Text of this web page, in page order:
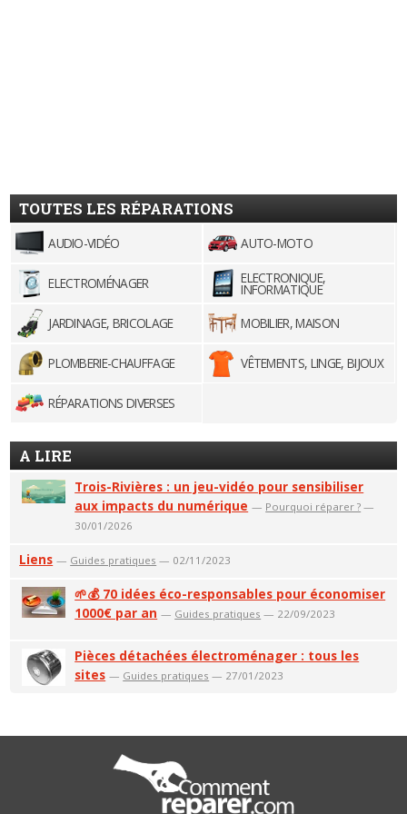
TOUTES LES RÉPARATIONS
AUDIO-VIDÉO AUTO-MOTO
ELECTROMÉNAGER ELECTRONIQUE,
INFORMATIQUE
JARDINAGE, BRICOLAGE
MOBILIER, MAISON
PLOMBERIE-CHAUFFAGE VÊTEMENTS, LINGE, BIJOUX
RÉPARATIONS DIVERSES
A LIRE
Trois-Rivières : un jeu-vidéo pour sensibiliser
aux impacts du numérique — Pourquoi réparer ? —
30/01/2026
Liens — Guides pratiques — 02/11/2023
🌱💰 70 idées éco-responsables pour économiser
1000€ par an — Guides pratiques — 22/09/2023
Pièces détachées électroménager : tous les
sites — Guides pratiques — 27/01/2023